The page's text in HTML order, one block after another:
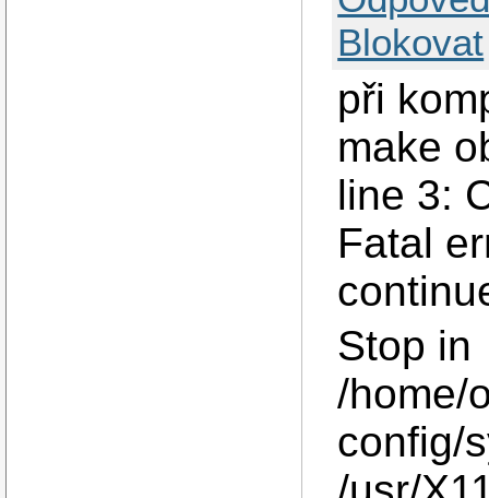
Blokovat
při
make
line 3:
Fatal
Stop in
/home/
config/